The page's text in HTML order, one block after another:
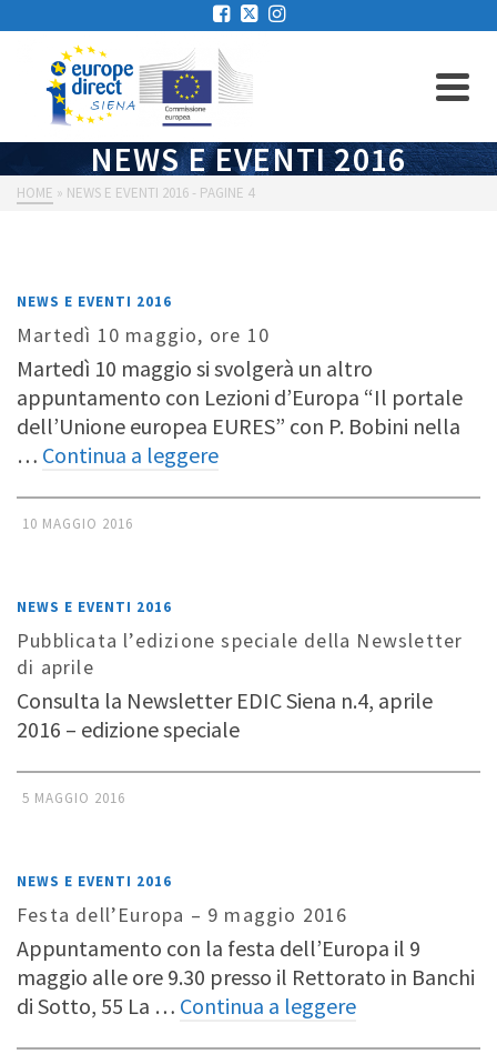
NEWS E EVENTI 2016
HOME » NEWS E EVENTI 2016 - PAGINE 4
NEWS E EVENTI 2016
Martedì 10 maggio, ore 10
Martedì 10 maggio si svolgerà un altro
appuntamento con Lezioni d’Europa “Il portale
dell’Unione europea EURES” con P. Bobini nella
… Continua a leggere
10 MAGGIO 2016
NEWS E EVENTI 2016
Pubblicata l’edizione speciale della Newsletter
di aprile
Consulta la Newsletter EDIC Siena n.4, aprile
2016 – edizione speciale
5 MAGGIO 2016
NEWS E EVENTI 2016
Festa dell’Europa – 9 maggio 2016
Appuntamento con la festa dell’Europa il 9
maggio alle ore 9.30 presso il Rettorato in Banchi
di Sotto, 55 La … Continua a leggere